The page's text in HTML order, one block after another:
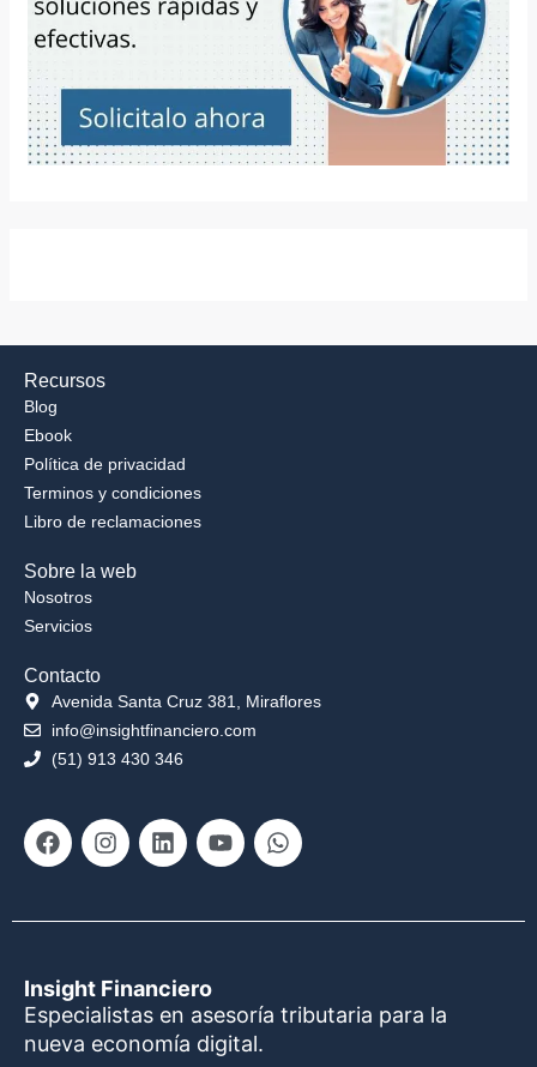
Recursos
Blog
Ebook
Política de privacidad
Terminos y condiciones
Libro de reclamaciones
Sobre la web
Nosotros
Servicios
Contacto
Avenida Santa Cruz 381, Miraflores
info@insightfinanciero.com
(51) 913 430 346
Insight Financiero
Especialistas en asesoría tributaria para la
nueva economía digital.